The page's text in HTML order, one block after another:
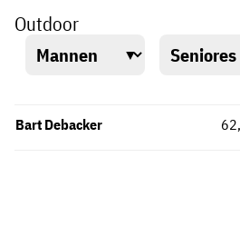
Outdoor
Bart Debacker